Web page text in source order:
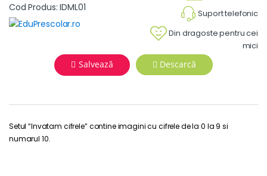
Suport telefonic
Din dragoste pentru cei
mici
Cod Produs: IDML01
Salvează Descarcă
Setul “Invatam cifrele” contine imagini cu cifrele de la 0 la 9 si
numarul 10.